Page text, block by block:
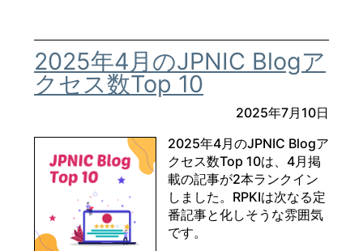
2025年4月のJPNIC Blogア
クセス数Top 10
2025年7月10日
2025年4月のJPNIC Blogア
クセス数Top 10は、4月掲
載の記事が2本ランクイン
しました。RPKIは次なる定
番記事と化しそうな雰囲気
です。